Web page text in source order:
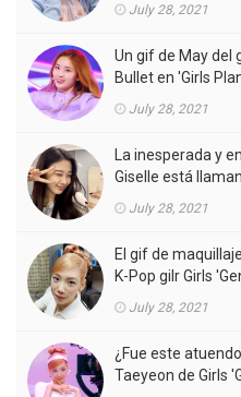
July 28, 2021
Un gif de May del
Bullet en 'Girls
July 28, 2021
La inesperada y
Giselle está
July 28, 2021
El gif de
K-Pop gilr Girls
July 28, 2021
¿Fue este
Taeyeon de Girls